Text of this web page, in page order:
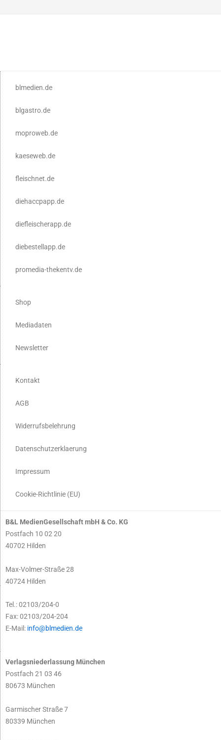
blmedien.de
blgastro.de
moproweb.de
kaeseweb.de
fleischnet.de
diehaccpapp.de
diefleischerapp.de
diebestellapp.de
promedia-thekentv.de
Shop
Mediadaten
Newsletter
Kontakt
AGB
Widerrufsbelehrung
Datenschutzerklaerung
Impressum
Cookie-Richtlinie (EU)
B&L MedienGesellschaft mbH & Co. KG
Postfach 10 02 20
40702 Hilden
Max-Volmer-Straße 28
40724 Hilden
Tel.: 02103/204-0
Fax: 02103/204-204
E-Mail: info@blmedien.de
Verlagsniederlassung München
Postfach 21 03 46
80673 München
Garmischer Straße 7
80339 München